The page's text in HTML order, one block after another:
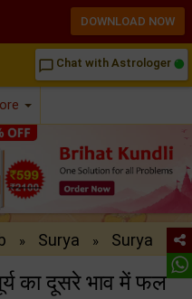
chat_bubble_outline Chat with Astrologer
» Surya »
Surya
का दूसरे भाव में फल
DOWNLOAD NOW